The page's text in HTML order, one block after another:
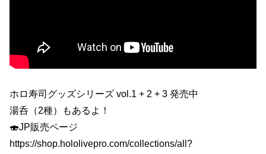
ホロ寿司グッズシリーズ vol.1 + 2 + 3 発売中
湯呑（2種）もあるよ！
🍣JP販売ページ
https://shop.hololivepro.com/collections/all?